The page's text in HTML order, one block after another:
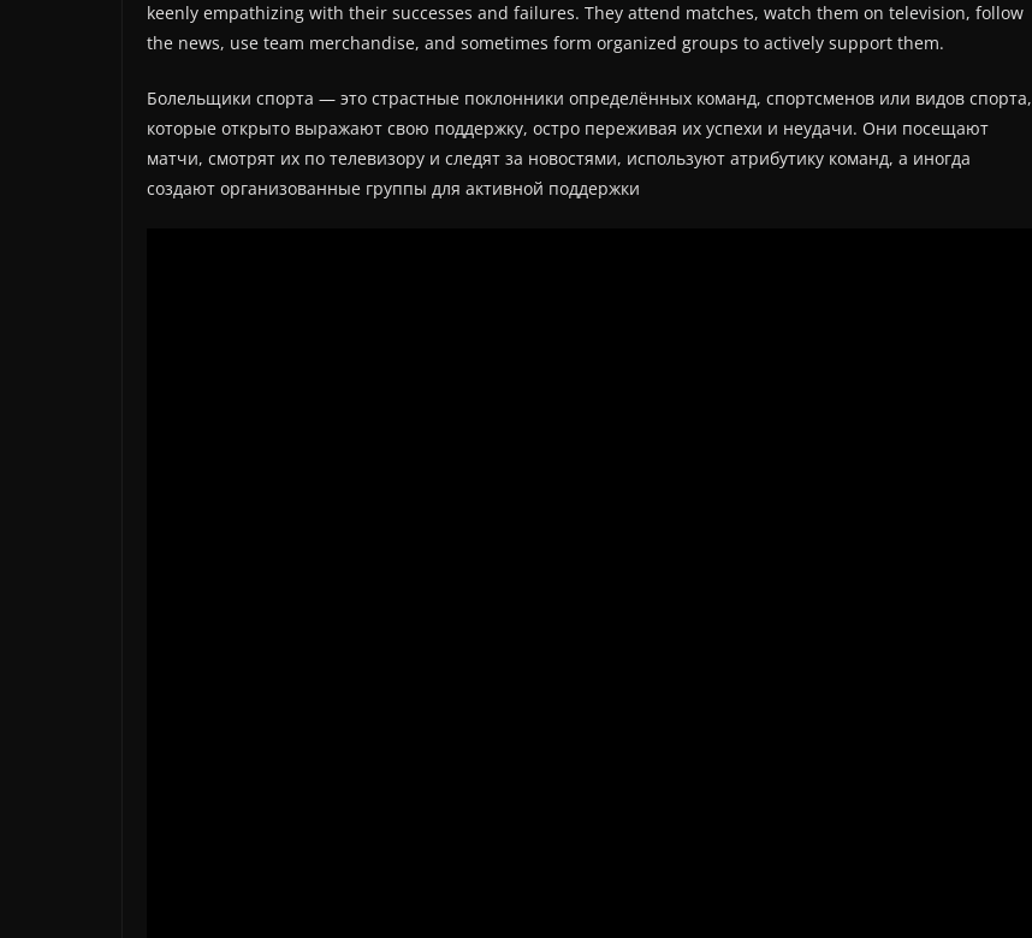
keenly empathizing with their successes and failures. They attend matches, watch them on television, follow
the news, use team merchandise, and sometimes form organized groups to actively support them.
Болельщики спорта — это страстные поклонники определённых команд, спортсменов или видов спорта,
которые открыто выражают свою поддержку, остро переживая их успехи и неудачи. Они посещают
матчи, смотрят их по телевизору и следят за новостями, используют атрибутику команд, а иногда
создают организованные группы для активной поддержки